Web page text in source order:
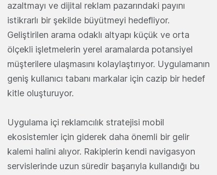
azaltmayı ve dijital reklam pazarındaki payını
istikrarlı bir şekilde büyütmeyi hedefliyor.
Geliştirilen arama odaklı altyapı küçük ve orta
ölçekli işletmelerin yerel aramalarda potansiyel
müşterilere ulaşmasını kolaylaştırıyor. Uygulamanın
geniş kullanıcı tabanı markalar için cazip bir hedef
kitle oluşturuyor.
Uygulama içi reklamcılık stratejisi mobil
ekosistemler için giderek daha önemli bir gelir
kalemi halini alıyor. Rakiplerin kendi navigasyon
servislerinde uzun süredir başarıyla kullandığı bu